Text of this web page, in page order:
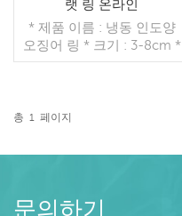
랫 링 온라인
* 제품 이름 : 냉동 인도양
오징어 링 * 크기 : 3-8cm *
포장 방법 : 10kg / ctn
사항 *무게(kg):20kg *첨가
성
총 1 페이지
문의하기